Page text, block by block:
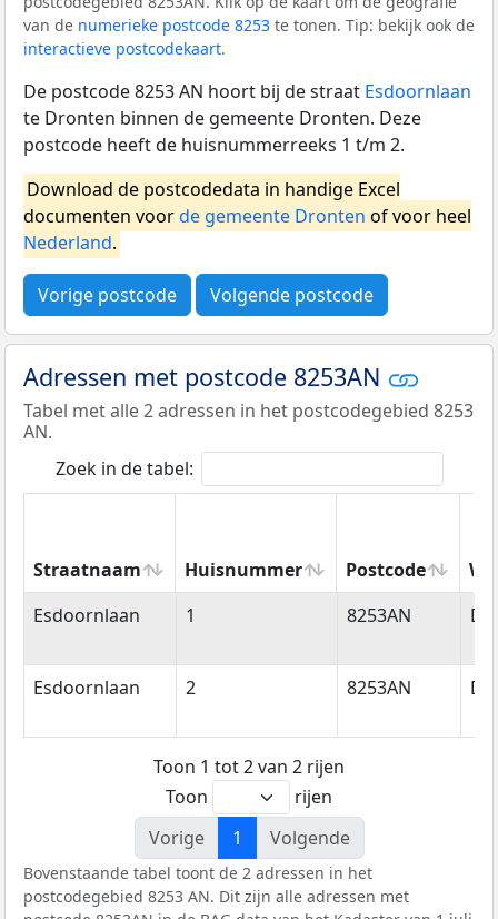
van de numerieke postcode 8253 te tonen. Tip: bekijk ook de
interactieve postcodekaart.
De postcode 8253 AN hoort bij de straat Esdoornlaan
te Dronten binnen de gemeente Dronten. Deze
postcode heeft de huisnummerreeks 1 t/m 2.
Download de postcodedata in handige Excel
documenten voorde gemeente Dronten of voor heel
Nederland.
Vorige postcode Volgende postcode
Adressen met postcode 8253AN
Tabel met alle 2 adressen in het postcodegebied 8253
AN.
Zoek in de tabel:
Straatnaam Huisnummer Postcode
Straatnaam
Huisnummer Postcode
Esdoornlaan 1 8253AN
Esdoornlaan 2 8253AN
Toon 1 tot 2 van 2 rijen
Toon
rijen
Vorige
1 Volgende
Bovenstaande tabel toont de 2 adressen in het
postcodegebied 8253 AN. Dit zijn alle adressen met